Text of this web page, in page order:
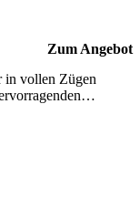
in vollen Zügen
Zum Angebot